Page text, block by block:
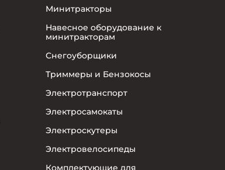
Минитракторы
Навесное оборудование к
минитракторам
Снегоуборщики
Триммеры и Бензокосы
Электротранспорт
Электросамокаты
Электроскутеры
Электровелосипеды
Комплектующие для